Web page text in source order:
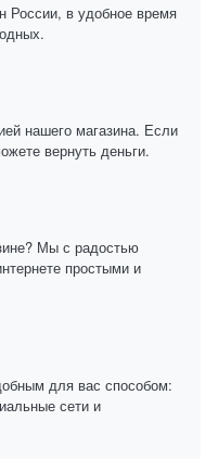
России, в удобное время
нашего магазина. Если
вернуть деньги.
Мы с радостью
простыми и
для вас способом:
сети и